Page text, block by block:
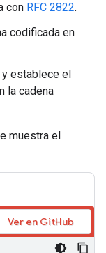
con RFC 2822.
codificada en
y establece el
la cadena
muestra el
Ver en GitHub